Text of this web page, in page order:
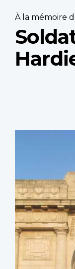
À la mémoire